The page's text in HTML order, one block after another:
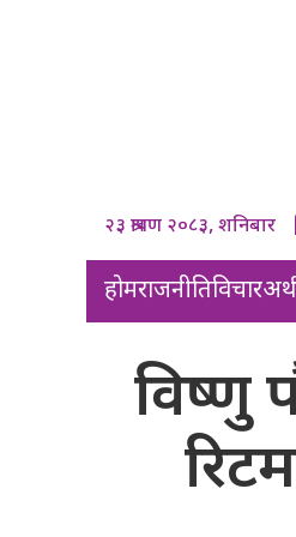
२३ श्रावण २०८३,
होमराजनीतिविचारअर्थ
विष्णु